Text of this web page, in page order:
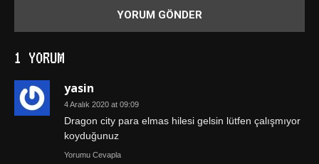
1 YORUM
yasin
4 Aralık 2020 at 09:09
Dragon city para elmas hilesi gelsin lütfen çalışmıyor
koyduğunuz
Yorumu Cevapla